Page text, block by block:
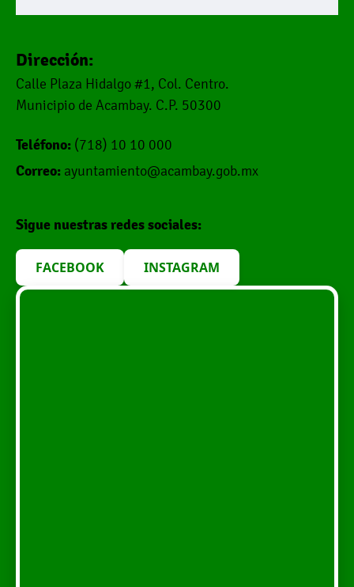
Dirección:
Calle Plaza Hidalgo #1, Col. Centro.
Municipio de Acambay. C.P. 50300
Teléfono: (718) 10 10 000
Correo: ayuntamiento@acambay.gob.mx
Sigue nuestras redes sociales:
FACEBOOK INSTAGRAM